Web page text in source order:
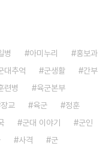
병 아미누리
홍보과
대추억 군생활
간부
련병
육군본부
장교 육군
정훈
군대 이야기
군인
사격
군